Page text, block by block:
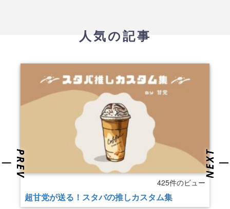
人気の記事
425件のビュー
超甘党が送る！スタバの推しカスタム集